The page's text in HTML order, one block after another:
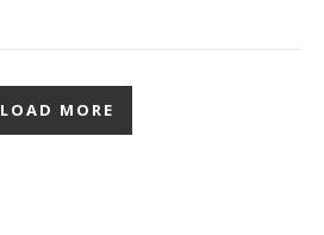
LOAD MORE